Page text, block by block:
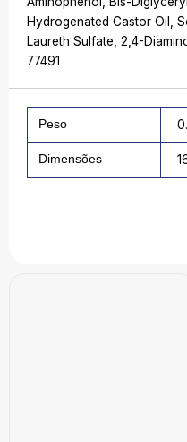
Hydrogenated Castor Oil,
Laureth Sulfate, 2,4-
77491
Peso
Dimensões